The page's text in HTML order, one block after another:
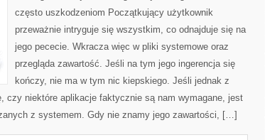
STARE
WYSŁUŻONE
KOMPUTEROWE
często uszkodzeniom Początkujący użytkownik
przeważnie intryguje się wszystkim, co odnajduje się na
jego pececie. Wkracza więc w pliki systemowe oraz
przegląda zawartość. Jeśli na tym jego ingerencja się
kończy, nie ma w tym nic kiepskiego. Jeśli jednak z
czy niektóre aplikacje faktycznie są nam wymagane, jest
z systemem. Gdy nie znamy jego zawartości, […]